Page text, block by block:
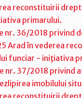
reconstituirii
primarului.
nr. 36/2018 privind
Arad în vederea
funciar - iniţiativa
nr. 37/2018 privind
imobilului
reconstituirii